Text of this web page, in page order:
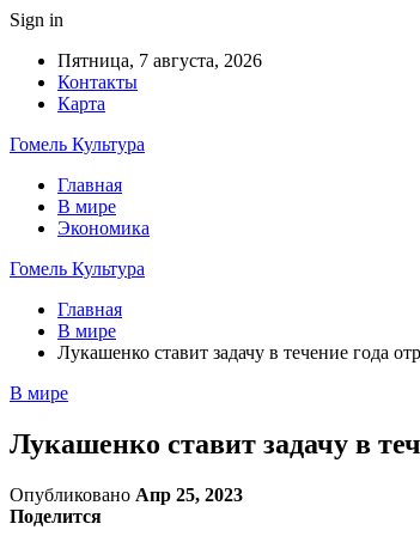
Sign in
Пятница, 7 августа, 2026
Контакты
Карта
Гомель Культура
Главная
В мире
Экономика
Гомель Культура
Главная
В мире
Лукашенко ставит задачу в течение года
В мире
Лукашенко ставит задачу в
Опубликовано Апр 25, 2023
Поделится